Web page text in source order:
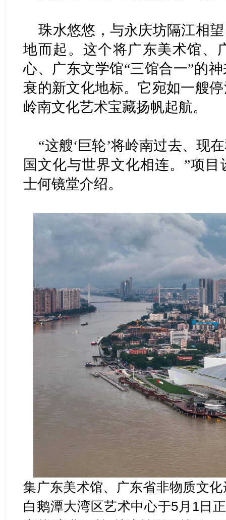
珠水悠悠，与永庆坊隔江相
地而起。这个将广东美术馆、
心、广东文学馆“三馆合一”的
衰的新文化地标。它宛如一艘
岭南文化艺术宝藏扬帆起航。
“这艘‘巨轮’将岭南过去、现
国文化与世界文化相连。”项
士何镜堂介绍。
集广东美术馆、广东省非物质文
白鹅潭大湾区艺术中心于5月1日